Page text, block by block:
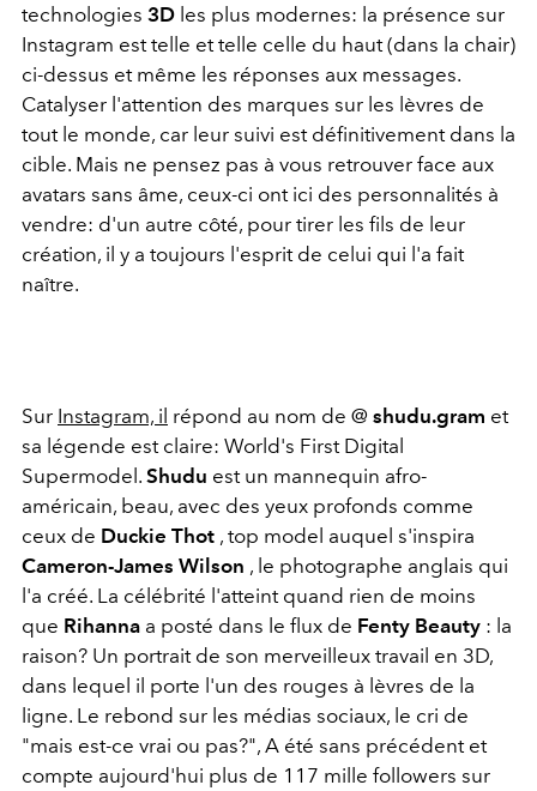
technologies 3D les plus modernes: la présence sur
Instagram est telle et telle celle du haut (dans la chair)
ci-dessus et même les réponses aux messages.
Catalyser l'attention des marques sur les lèvres de
tout le monde, car leur suivi est définitivement dans la
cible. Mais ne pensez pas à vous retrouver face aux
avatars sans âme, ceux-ci ont ici des personnalités à
vendre: d'un autre côté, pour tirer les fils de leur
création, il y a toujours l'esprit de celui qui l'a fait
naître.
Sur Instagram, il répond au nom de @ shudu.gram et
sa légende est claire: World's First Digital
Supermodel. Shudu est un mannequin afro-
américain, beau, avec des yeux profonds comme
ceux de Duckie Thot , top model auquel s'inspira
Cameron-James Wilson , le photographe anglais qui
l'a créé. La célébrité l'atteint quand rien de moins
que Rihanna a posté dans le flux de Fenty Beauty : la
raison? Un portrait de son merveilleux travail en 3D,
dans lequel il porte l'un des rouges à lèvres de la
ligne. Le rebond sur les médias sociaux, le cri de
"mais est-ce vrai ou pas?", A été sans précédent et
compte aujourd'hui plus de 117 mille followers sur